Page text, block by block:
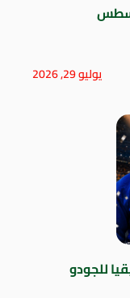
يوليو 29, 2026
للجودو